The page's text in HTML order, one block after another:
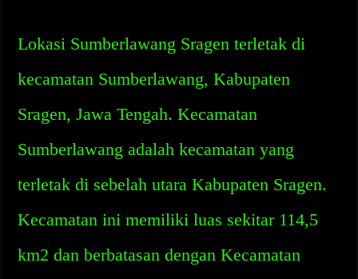
Lokasi Sumberlawang Sragen terletak di
kecamatan Sumberlawang, Kabupaten
Sragen, Jawa Tengah. Kecamatan
Sumberlawang adalah kecamatan yang
terletak di sebelah utara Kabupaten Sragen.
Kecamatan ini memiliki luas sekitar 114,5
km2 dan berbatasan dengan Kecamatan